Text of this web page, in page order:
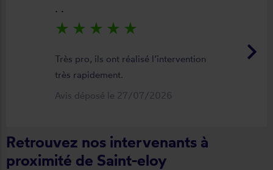
keyboard_arrow_right
. .
star_rate star_rate star_rate star_rate star_rate
Très pro, ils ont réalisé l’intervention
très rapidement.
Avis déposé le 27/07/2026
Retrouvez nos intervenants à
proximité de Saint-eloy